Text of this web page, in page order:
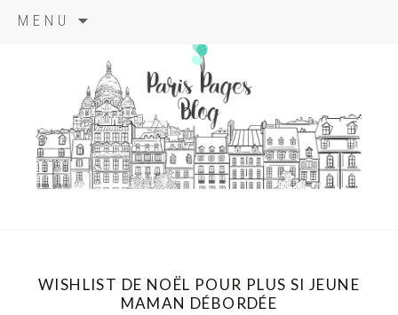
MENU
principal
paris pages
blog
WISHLIST DE NOËL POUR PLUS SI JEUNE
MAMAN DÉBORDÉE